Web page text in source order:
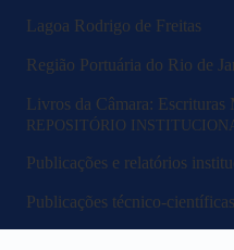
Lagoa Rodrigo de Freitas
Região Portuária do Rio de
Livros da Câmara: Escrituras
REPOSITÓRIO
Publicações e relatórios
Publicações técnico-científicas